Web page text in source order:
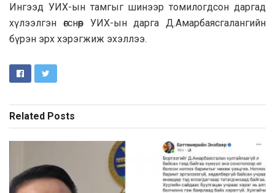
Ингээд УИХ-ын тамгыг шинээр томилогдсон даргад
хүлээлгэн өгснөөр УИХ-ын дарга Д.Амарбаясгалангийн
бүрэн эрх хэрэгжиж эхэллээ.
Related Posts